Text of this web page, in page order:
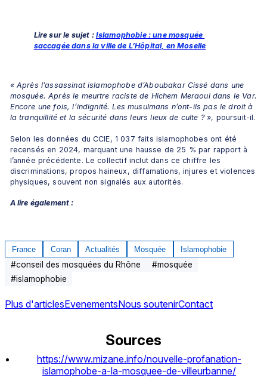
Lire sur le sujet : Islamophobie : une mosquée
saccagée dans la ville de L’Hôpital, en Moselle
« Après l’assassinat islamophobe d’Aboubakar Cissé dans une
mosquée. Après le meurtre raciste de Hichem Meraoui dans le Var.
Encore une fois, l’indignité. Les musulmans n’ont-ils pas le droit à
la tranquillité et la sécurité dans leurs lieux de culte ? », poursuit-il.
Selon les données du CCIE, 1 037 faits islamophobes ont été
recensés en 2024, marquant une hausse de 25 % par rapport à
l’année précédente. Le collectif inclut dans ce chiffre les
discriminations, propos haineux, diffamations, injures et violences
physiques, souvent non signalés aux autorités.
A lire également :
France Coran Actualités Mosquée Islamophobie
#conseil des mosquées du Rhône #mosquée
#islamophobie
Plus d'articlesEvenementsNous soutenirContact
Sources
https://www.mizane.info/nouvelle-profanation-
islamophobe-a-la-mosquee-de-villeurbanne/